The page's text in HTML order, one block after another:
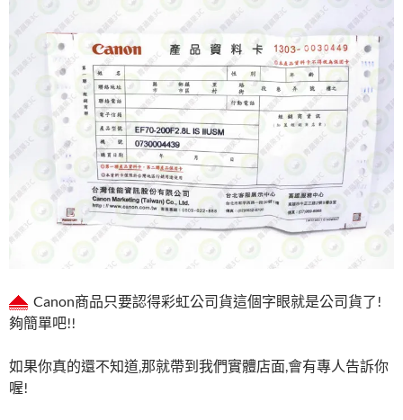
Canon商品只要認得彩虹公司貨這個字眼就是公司貨了!
夠簡單吧!!
如果你真的還不知道,那就帶到我們實體店面,會有專人告訴你
喔!